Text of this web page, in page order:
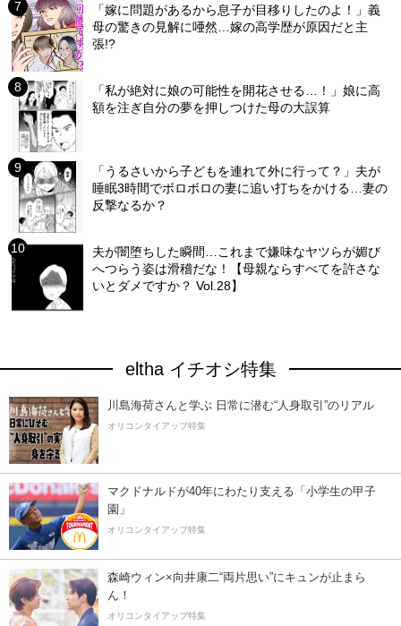
「嫁に問題があるから息子が目移りしたのよ！」義
母の驚きの見解に唖然…嫁の高学歴が原因だと主
張!?
「私が絶対に娘の可能性を開花させる…！」娘に高
額を注ぎ自分の夢を押しつけた母の大誤算
「うるさいから子どもを連れて外に行って？」夫が
睡眠3時間でボロボロの妻に追い打ちをかける…妻の
反撃なるか？
夫が闇堕ちした瞬間…これまで嫌味なヤツらが媚び
へつらう姿は滑稽だな！【母親ならすべてを許さな
いとダメですか？ Vol.28】
eltha イチオシ特集
川島海荷さんと学ぶ 日常に潜む“人身取引”のリアル
オリコンタイアップ特集
マクドナルドが40年にわたり支える「小学生の甲子
園」
オリコンタイアップ特集
森崎ウィン×向井康二“両片思い”にキュンが止まら
ん！
オリコンタイアップ特集